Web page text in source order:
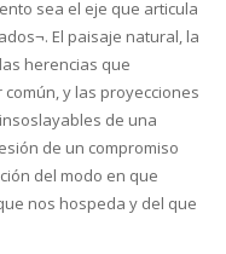
sea el eje que articula
El paisaje natural, la
herencias que
y las proyecciones
de una
de un compromiso
del modo en que
nos hospeda y del que